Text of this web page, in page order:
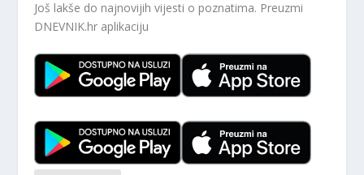
Još lakše do najnovijih vijesti o poznatima. Preuzmi
DNEVNIK.hr aplikaciju